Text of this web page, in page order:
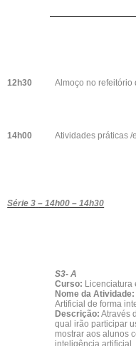
12h30 Almoço no refeitório
14h00 Atividades práticas
Série 3 – 14h00 – 14h30
S3- A
Curso: Licenciatura
Nome da Atividade:
Artificial de forma
Descrição: Através
qual irão participar
mostrar aos alunos
inteligência artificial,